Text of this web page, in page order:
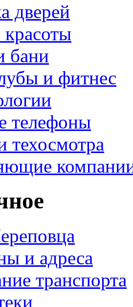
дверей
бани
и фитнес
телефоны
техосмотра
и адреса
транспорта